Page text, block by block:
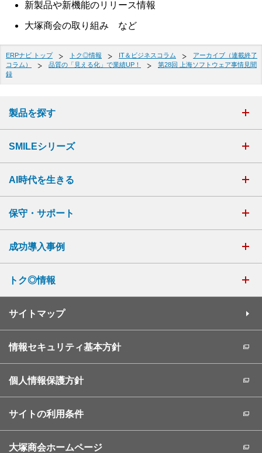
新製品や新機能のリリース情報
大塚商会の取り組み など
ERPナビ トップ トク◎情報 IT＆ビジネスコラム
アーカイブ（連載終了
コラム）
品質の「見える化」で業績UP！
第28回 上海ソフトウェア事情見聞
録
製品を探す
SMILEシリーズ
AI時代を生きる
保守・サポート
成功導入事例
トク◎情報
サイトマップ
情報セキュリティ基本方針
個人情報保護方針
サイトの利用条件
大塚商会ホームページ